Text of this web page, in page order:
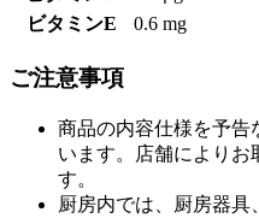
ビタミンE
0.6 mg
ご注意事項
商品の内容仕様を予告
います。店舗によりお
す。
厨房内では、厨房器